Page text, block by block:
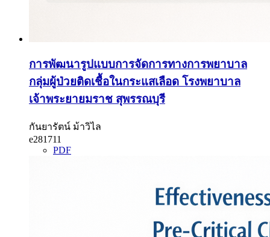
การพัฒนารูปแบบการจัดการทางการพยาบาล
กลุ่มผู้ป่วยติดเชื้อในกระแสเลือด โรงพยาบาล
เจ้าพระยายมราช สุพรรณบุรี
กันยารัตน์ ม้าวิไล
e281711
PDF